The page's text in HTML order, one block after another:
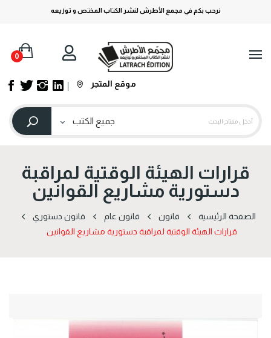
نرحب بكم في مجمع الأطرش لنشر الكتاب المختص و توزيعه
0
موقع المتجر
قرارات الهيئة الوقتية لمراقبة
دستورية مشاريع القوانين
الصفحة الرئيسية قانون قانون عام
قانون دستوري
قرارات الهيئة الوقتية لمراقبة دستورية مشاريع القوانين